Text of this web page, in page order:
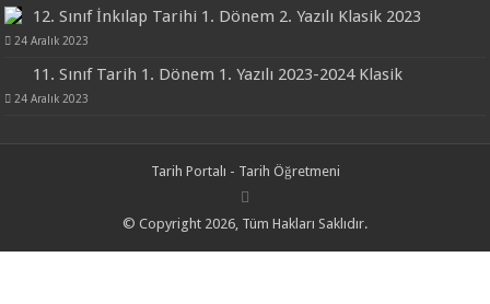
12. Sınıf İnkılap Tarihi 1. Dönem 2. Yazılı Klasik 2023
24 Aralık 2023
11. Sınıf Tarih 1. Dönem 1. Yazılı 2023-2024 Klasik
24 Aralık 2023
Tarih Portalı - Tarih Öğretmeni
© Copyright 2026, Tüm Hakları Saklıdır.